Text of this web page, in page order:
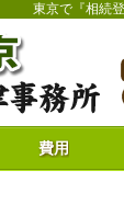
東京で『相続
費用